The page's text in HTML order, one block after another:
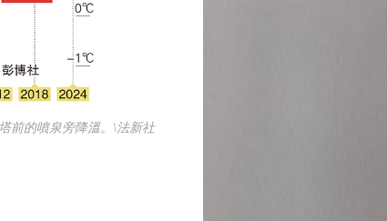
前的噴泉旁降溫。\法新社